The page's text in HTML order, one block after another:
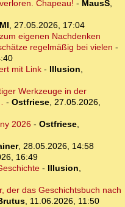
Chapeau! - MausS,
MI, 27.05.2026, 17:04
eigenen Nachdenken
regelmäßig bei vielen -
mit Link- Illusion,
Werkzeuge in der
- Ostfriese, 27.05.2026,
2026- Ostfriese,
, 28.05.2026, 14:58
16:49
- Illusion,
der das Geschichtsbuch nach
, 11.06.2026, 11:50